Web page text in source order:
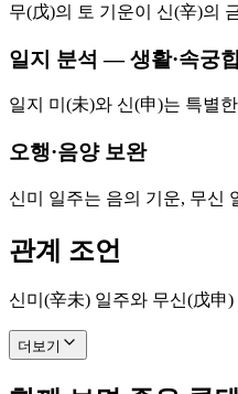
무(戊)의 토 기운이 신(辛)의
일지 분석 — 생활·속궁
일지 미(未)와 신(申)는 특별
오행·음양 보완
신미 일주는 음의 기운, 무신
관계 조언
신미(辛未) 일주와 무신(戊申
더보기